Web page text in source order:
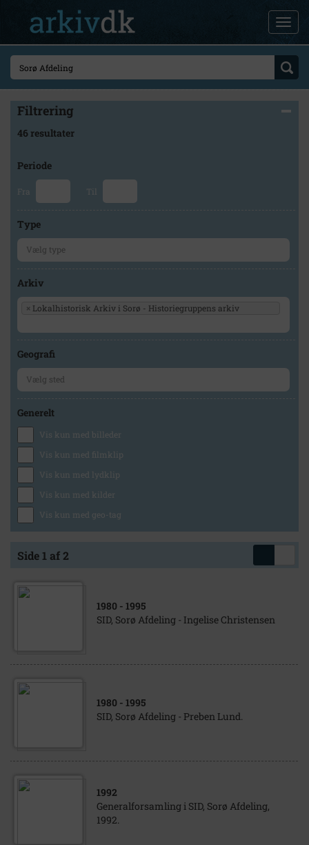
Filtrering
46 resultater
Periode
Fra Til
Type
Arkiv
× Lokalhistorisk Arkiv i Sorø - Historiegruppens arkiv
Geografi
Generelt
Vis kun med billeder
Vis kun med filmklip
Vis kun med lydklip
Vis kun med kilder
Vis kun med geo-tag
Side 1 af 2
1980 - 1995
SID, Sorø Afdeling - Ingelise Christensen
1980 - 1995
SID, Sorø Afdeling - Preben Lund.
1992
Generalforsamling i SID, Sorø Afdeling,
1992.